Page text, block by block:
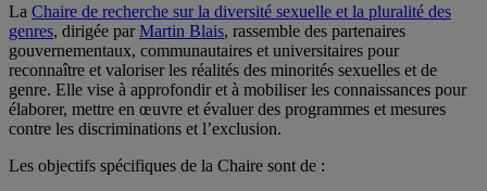
La Chaire de recherche sur la diversité sexuelle et la pluralité des
genres, dirigée parMartin Blais, rassemble des partenaires
gouvernementaux, communautaires et universitaires pour
reconnaître et valoriser les réalités des minorités sexuelles et de
genre. Elle vise à approfondir et à mobiliser les connaissances pour
élaborer, mettre en œuvre et évaluer des programmes et mesures
contre les discriminations et l’exclusion.
Les objectifs spécifiques de la Chaire sont de :